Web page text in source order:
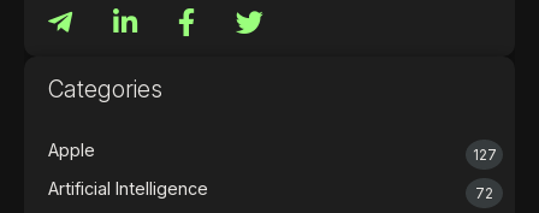
Categories
Apple 127
Artificial Intelligence 72